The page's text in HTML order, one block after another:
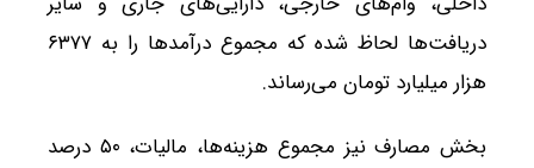
دریافت‌ها لحاظ شده که مجموع درآمدها را به ۶۳۷۷
هزار میلیارد تومان می‌رساند.
بخش مصارف نیز مجموع هزینه‌ها، مالیات، ۵۰ درصد